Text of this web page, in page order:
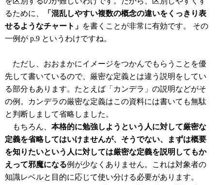
るために、
「混乱しやすい複数の概念の違いをくっきり表
せるようなチャート」 を書くことが非常に有効です。 その
一例が p.9 というわけですね。
ただし、おおまかにイメージをつかんでもらうことを優
先して書いているので、厳密な定義とは違う説明をしてい
る部分もあります。たとえば「カンデラ」の説明などがそ
の例。カンデラの厳密な定義はこの資料には書いても無駄
と判断しまして省略しました。
もちろん、 本格的に勉強しようという人に対して厳密な
定義を省略してはいけませんが、そうでない、まずは概要
を知りたいという人に対しては厳密な定義を説明してもか
えって邪魔になる例が少なくありません。これは対象者の
知識レベルと目的に応じて使い分ける必要があります。